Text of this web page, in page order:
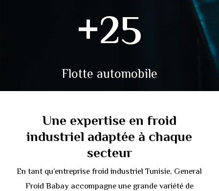
+25
Flotte automobile
Une expertise en froid
industriel adaptée à chaque
secteur
En tant qu’entreprise froid industriel Tunisie, General
Froid Babay accompagne une grande variété de